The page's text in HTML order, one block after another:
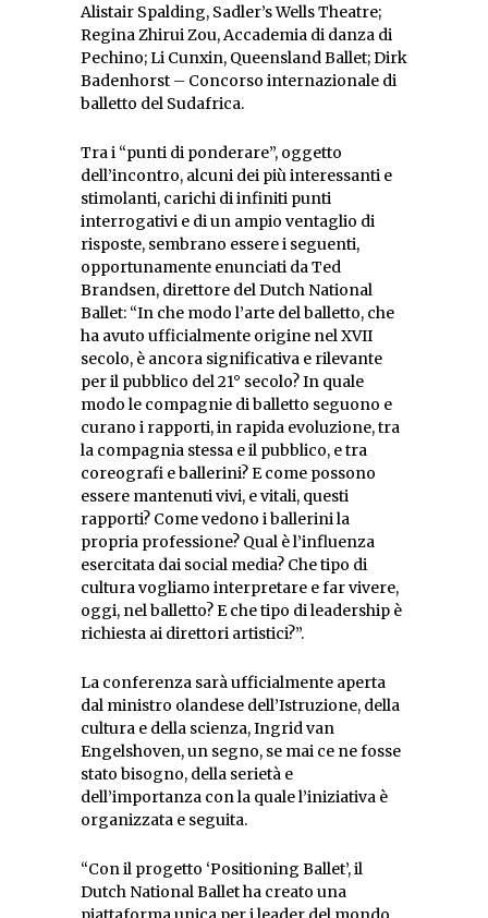
Alistair Spalding, Sadler’s Wells Theatre;
Regina Zhirui Zou, Accademia di danza di
Pechino; Li Cunxin, Queensland Ballet; Dirk
Badenhorst – Concorso internazionale di
balletto del Sudafrica.
Tra i “punti di ponderare”, oggetto
dell’incontro, alcuni dei più interessanti e
stimolanti, carichi di infiniti punti
interrogativi e di un ampio ventaglio di
risposte, sembrano essere i seguenti,
opportunamente enunciati da Ted
Brandsen, direttore del Dutch National
Ballet: “In che modo l’arte del balletto, che
ha avuto ufficialmente origine nel XVII
secolo, è ancora significativa e rilevante
per il pubblico del 21° secolo? In quale
modo le compagnie di balletto seguono e
curano i rapporti, in rapida evoluzione, tra
la compagnia stessa e il pubblico, e tra
coreografi e ballerini? E come possono
essere mantenuti vivi, e vitali, questi
rapporti? Come vedono i ballerini la
propria professione? Qual è l’influenza
esercitata dai social media? Che tipo di
cultura vogliamo interpretare e far vivere,
oggi, nel balletto? E che tipo di leadership è
richiesta ai direttori artistici?”.
La conferenza sarà ufficialmente aperta
dal ministro olandese dell’Istruzione, della
cultura e della scienza, Ingrid van
Engelshoven, un segno, se mai ce ne fosse
stato bisogno, della serietà e
dell’importanza con la quale l’iniziativa è
organizzata e seguita.
“Con il progetto ‘Positioning Ballet’, il
Dutch National Ballet ha creato una